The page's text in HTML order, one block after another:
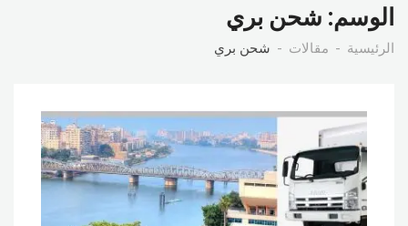
الوسم: شحن بري
الرئيسية مقالات شحن بري